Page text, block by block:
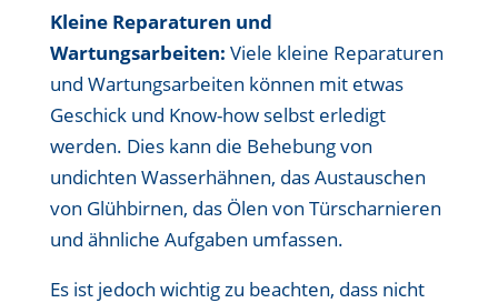
Kleine Reparaturen und
Wartungsarbeiten: Viele kleine Reparaturen
und Wartungsarbeiten können mit etwas
Geschick und Know-how selbst erledigt
werden. Dies kann die Behebung von
undichten Wasserhähnen, das Austauschen
von Glühbirnen, das Ölen von Türscharnieren
und ähnliche Aufgaben umfassen.
Es ist jedoch wichtig zu beachten, dass nicht